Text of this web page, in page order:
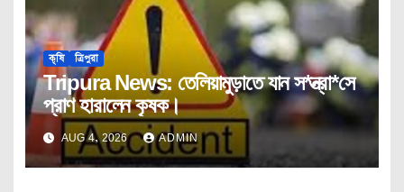
কৃষি ত্রিপুরা
Tripura News: তেলিয়ামুড়াতে যান স*ন্ত্রা*সে
প্রাণ হারালেন কৃষক।
AUG 4, 2026 ADMIN